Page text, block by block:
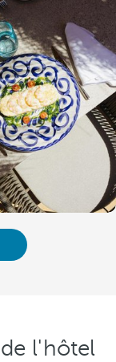
l'hôtel